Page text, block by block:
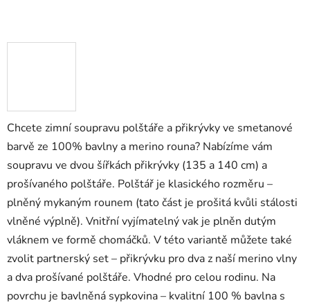
Chcete zimní soupravu polštáře a přikrývky ve smetanové
barvě ze 100% bavlny a merino rouna? Nabízíme vám
soupravu ve dvou šířkách přikrývky (135 a 140 cm) a
prošívaného polštáře. Polštář je klasického rozměru –
plněný mykaným rounem (tato část je prošitá kvůli stálosti
vlněné výplně). Vnitřní vyjímatelný vak je plněn dutým
vláknem ve formě chomáčků. V této variantě můžete také
zvolit partnerský set – přikrývku pro dva z naší merino vlny
a dva prošívané polštáře. Vhodné pro celou rodinu. Na
povrchu je bavlněná sypkovina – kvalitní 100 % bavlna s